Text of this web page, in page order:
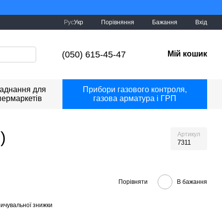
Україна!
РусУкр Порівняння Бажання Вхід
(050) 615-45-47 Мій кошик
для
Прибори газового контроля,
газова арматура і ГРП
Артикул
7311
Порівняти В бажання
знижки